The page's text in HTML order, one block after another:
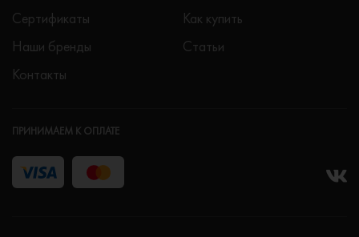
Сертификаты
Наши бренды
Контакты
Как купить
Статьи
ПРИНИМАЕМ К ОПЛАТЕ